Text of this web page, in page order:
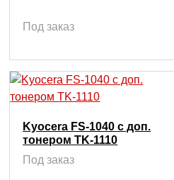
Под заказ
Kyocera FS-1040 с доп.
тонером TK-1110
Под заказ